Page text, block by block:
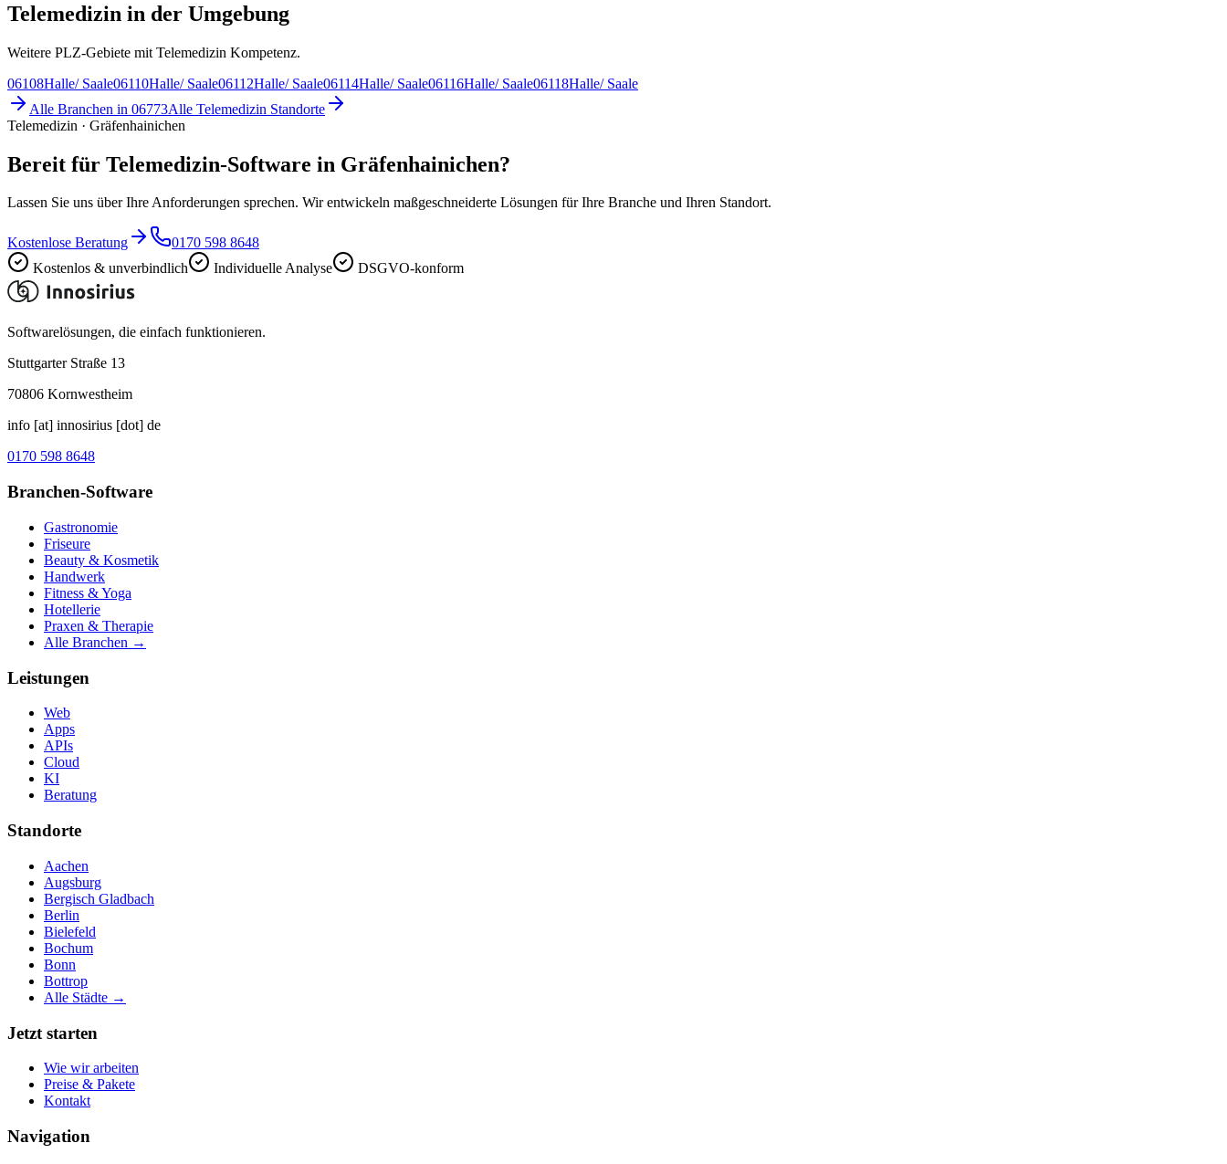
Telemedizin in der Umgebung
Weitere PLZ-Gebiete mit Telemedizin Kompetenz.
06108Halle/ Saale06110Halle/ Saale06112Halle/ Saale06114Halle/ Saale06116Halle/ Saale06118Halle/ Saale
Alle Branchen in 06773Alle Telemedizin Standorte
Telemedizin · Gräfenhainichen
Bereit für Telemedizin-Software in Gräfenhainichen?
Lassen Sie uns über Ihre Anforderungen sprechen. Wir entwickeln maßgeschneiderte Lösungen für Ihre Branche und Ihren Standort.
Kostenlose Beratung
0170 598 8648
Kostenlos & unverbindlich
Individuelle Analyse DSGVO-konform
Softwarelösungen, die einfach funktionieren.
Stuttgarter Straße 13
70806 Kornwestheim
info [at] innosirius [dot] de
0170 598 8648
Branchen-Software
Gastronomie
Friseure
Beauty & Kosmetik
Handwerk
Fitness & Yoga
Hotellerie
Praxen & Therapie
Alle Branchen →
Leistungen
Web
Apps
APIs
Cloud
KI
Beratung
Standorte
Aachen
Augsburg
Bergisch Gladbach
Berlin
Bielefeld
Bochum
Bonn
Bottrop
Alle Städte →
Jetzt starten
Wie wir arbeiten
Preise & Pakete
Kontakt
Navigation